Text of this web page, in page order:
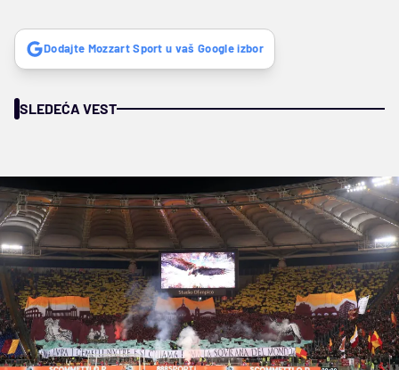
Dodajte Mozzart Sport u vaš Google izbor
SLEDEĆA VEST